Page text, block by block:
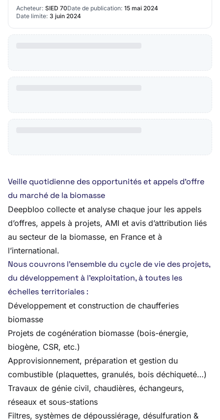
Acheteur: SIED 70Date de publication: 15 mai 2024
Date limite: 3 juin 2024
Veille quotidienne des opportunités et appels d’offre
du marché de la biomasse
Deepbloo collecte et analyse chaque jour les appels
d’offres, appels à projets, AMI et avis d’attribution liés
au secteur de la biomasse, en France et à
l’international.
Nous couvrons l’ensemble du cycle de vie des projets,
du développement à l’exploitation, à toutes les
échelles territoriales :
Développement et construction de chaufferies
biomasse
Projets de cogénération biomasse (bois-énergie,
biogène, CSR, etc.)
Approvisionnement, préparation et gestion du
combustible (plaquettes, granulés, bois déchiqueté…)
Travaux de génie civil, chaudières, échangeurs,
réseaux et sous-stations
Filtres, systèmes de dépoussiérage, désulfuration &